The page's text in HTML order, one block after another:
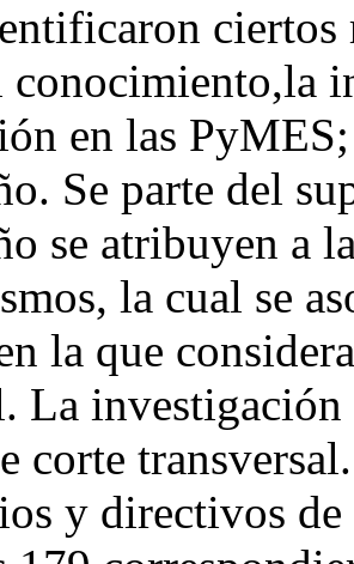
ciertos
conocimiento,la
en las
Se parte del
se atribuyen a
la cual se
la que
La investigación
corte
y directivos